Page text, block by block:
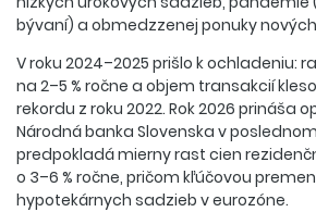
bývaní) a obmedzzenej ponuky
V roku 2024–2025 prišlo k ochladeniu:
na 2–5 % ročne a objem transakcií
rekordu z roku 2022. Rok 2026 prináša
Národná banka Slovenska v
predpokladá mierny rast cien
o 3–6 % ročne, pričom kľúčovou
hypotekárnych sadzieb v eurozóne.